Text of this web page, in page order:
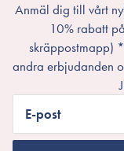
Anmäl dig till vårt
10% rabatt
skräppostmapp)
andra erbjudanden
E-post